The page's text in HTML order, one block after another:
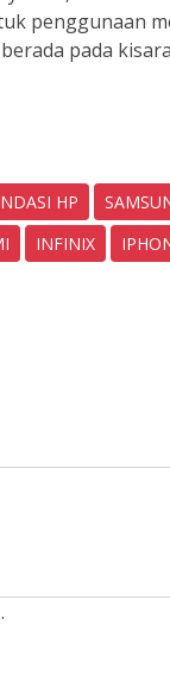
penggunaan
pada
HP
INFINIX